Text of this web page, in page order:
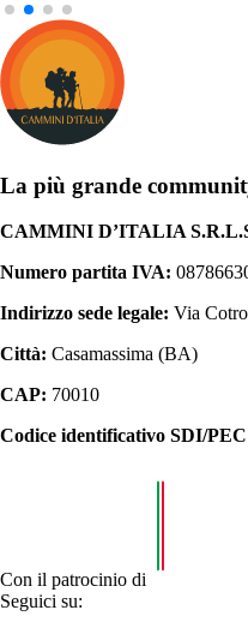
La più grande
CAMMINI D’ITALIA
Numero partita IVA:
Indirizzo sede legale: Via
Città: Casamassima (BA)
CAP: 70010
Codice identificativo SDI/
Con il patrocinio di
Seguici su: